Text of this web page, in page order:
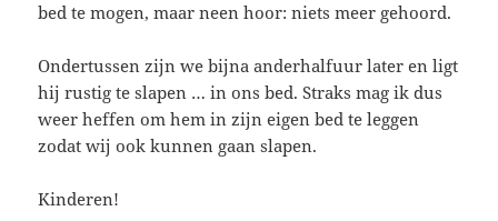
bed te mogen, maar neen hoor: niets meer gehoord.
Ondertussen zijn we bijna anderhalfuur later en ligt
hij rustig te slapen … in ons bed. Straks mag ik dus
weer heffen om hem in zijn eigen bed te leggen
zodat wij ook kunnen gaan slapen.
Kinderen!